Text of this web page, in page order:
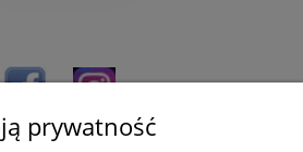
prywatność